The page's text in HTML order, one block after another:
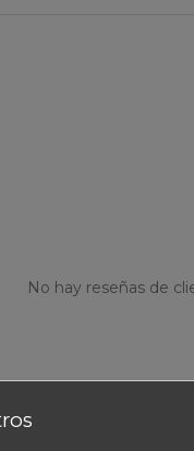
No hay reseñas de